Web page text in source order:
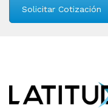
Solicitar Cotización